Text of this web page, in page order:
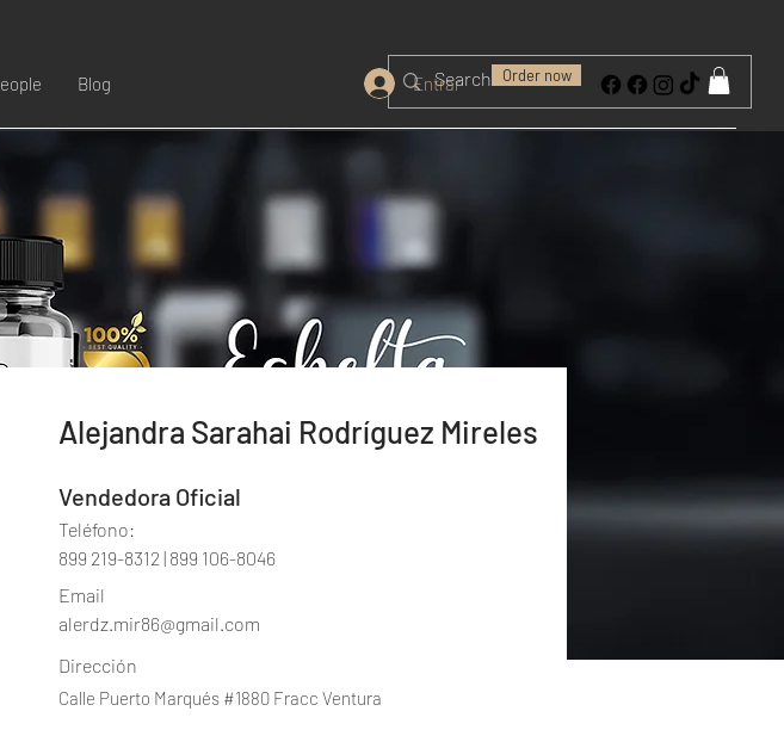
Blog Entrar Order now
Alejandra Sarahai Rodríguez Mireles
Vendedora Oficial
Teléfono:
899 219-8312 | 899 106-8046
Email
alerdz.mir86@gmail.com
Dirección
Calle Puerto Marqués #1880 Fracc Ventura